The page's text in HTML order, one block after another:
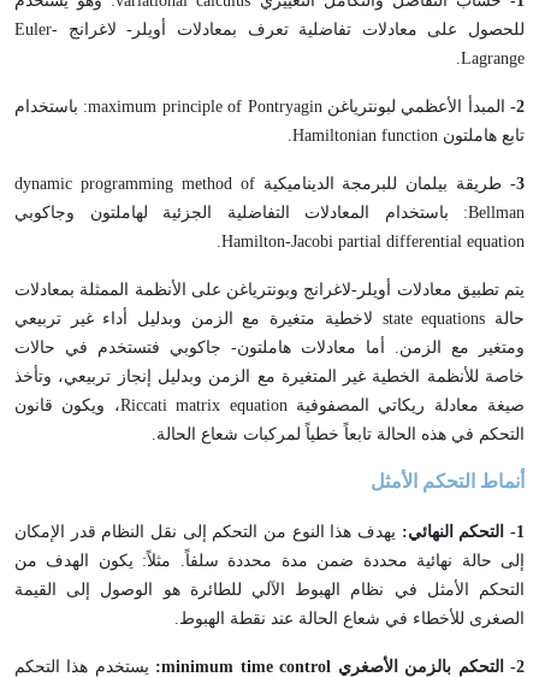
للحصول على معادلات تفاضلية تعرف بمعادلات أويلر- لاغرانج Euler-
Lagrange.
2-
المبدأ الأعظمي لبونترياغن maximum principle of Pontryagin: باستخدام
تابع هاملتون Hamiltonian function.
3-
طريقة بيلمان للبرمجة الديناميكية dynamic programming method of
Bellman: باستخدام المعادلات التفاضلية الجزئية لهاملتون وجاكوبي
Hamilton-Jacobi partial differential equation.
يتم تطبيق معادلات أويلر-لاغرانج وبونترياغن على الأنظمة الممثلة بمعادلات
حالة state equations لاخطية متغيرة مع الزمن وبدليل أداء غير تربيعي
ومتغير مع الزمن. أما معادلات هاملتون- جاكوبي فتستخدم في حالات
خاصة للأنظمة الخطية غير المتغيرة مع الزمن وبدليل إنجاز تربيعي، وتأخذ
صيغة معادلة ريكاتي المصفوفية Riccati matrix equation، ويكون قانون
التحكم في هذه الحالة تابعاً خطياً لمركبات شعاع الحالة.
أنماط التحكم الأمثل
1- التحكم النهائي: يهدف هذا النوع من التحكم إلى نقل النظام قدر الإمكان
إلى حالة نهائية محددة ضمن مدة محددة سلفاً. مثلاً: يكون الهدف من
التحكم الأمثل في نظام الهبوط الآلي للطائرة هو الوصول إلى القيمة
الصغرى للأخطاء في شعاع الحالة عند نقطة الهبوط.
2- التحكم بالزمن الأصغري minimum time control
: يستخدم هذا التحكم